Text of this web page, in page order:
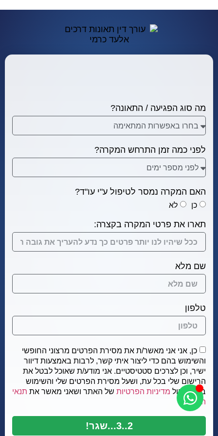
מה סוג הפגיעה / התאונה?
לפני כמה זמן התרחש המקרה?
האם המקרה נמסר לטיפול ע"י עו"ד?
כן לא
תארו את פרטי המקרה בקצרה:
שם מלא
טלפון
כן, אני אני מאשר/ת את מסירת הפרטים מרצוני החופשי
והשימוש בהם כדי ליצור איתי קשר, לרבות באמצעות דיוור
ישיר, וכן לצרכים סטטיסטיים. אני מודע/ת שאוכל לבטל את
הרישום שלי בכל עת, ושעל מסירת הפרטים שלי והשימוש
בהם תחול מדיניות הפרטיות של האתר ושאני מאשר את תנאי
השימוש
2..3...שגר!